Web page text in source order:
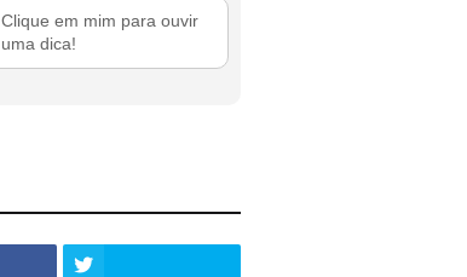
Clique em mim para ouvir
uma dica!